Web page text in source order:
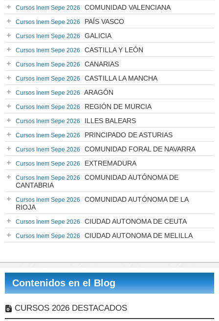
Cursos Inem Sepe 2026 COMUNIDAD VALENCIANA
Cursos Inem Sepe 2026 PAÍS VASCO
Cursos Inem Sepe 2026 GALICIA
Cursos Inem Sepe 2026 CASTILLA Y LEÓN
Cursos Inem Sepe 2026 CANARIAS
Cursos Inem Sepe 2026 CASTILLA LA MANCHA
Cursos Inem Sepe 2026 ARAGÓN
Cursos Inem Sepe 2026 REGIÓN DE MURCIA
Cursos Inem Sepe 2026 ILLES BALEARS
Cursos Inem Sepe 2026 PRINCIPADO DE ASTURIAS
Cursos Inem Sepe 2026 COMUNIDAD FORAL DE NAVARRA
Cursos Inem Sepe 2026 EXTREMADURA
Cursos Inem Sepe 2026
COMUNIDAD AUTÓNOMA DE
CANTABRIA
Cursos Inem Sepe 2026
COMUNIDAD AUTÓNOMA DE LA
RIOJA
Cursos Inem Sepe 2026 CIUDAD AUTONOMA DE CEUTA
Cursos Inem Sepe 2026 CIUDAD AUTONOMA DE MELILLA
Contenidos en el Blog
CURSOS 2026 DESTACADOS